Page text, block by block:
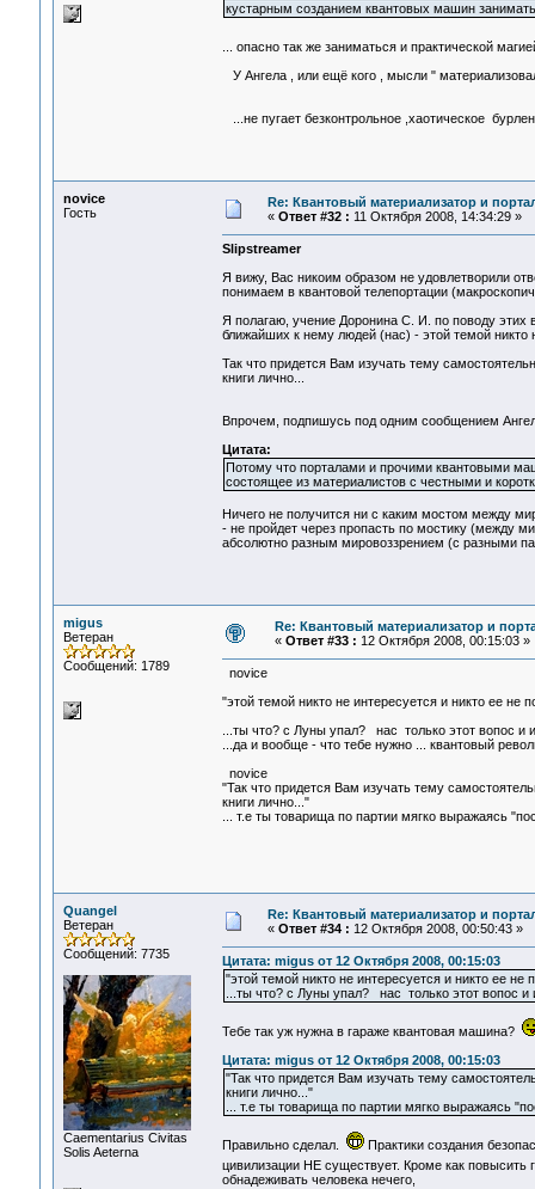
кустарным созданием квантовых машин
... опасно так же заниматься и практической
У Ангела , или ещё кого , мысли "
...не пугает безконтрольное ,хаотическое
novice
Гость
Re: Квантовый материализатор и
« Ответ #32 : 11 Октября 2008, 14:34:29 »
Slipstreamer
Я вижу, Вас никоим образом не удовлетворили
понимаем в квантовой телепортации
Я полагаю, учение Доронина С. И. по поводу этих
ближайших к нему людей (нас) - этой темой никто
Так что придется Вам изучать тему
книги лично...
Впрочем, подпишусь под одним сообщением
Цитата:
Потому что порталами и прочими квантовыми
состоящее из материалистов с честными и
Ничего не получится ни с каким мостом между
- не пройдет через пропасть по мостику (между
абсолютно разным мировоззрением (с разными
migus
Ветеран
Сообщений: 1789
Re: Квантовый материализатор и
« Ответ #33 : 12 Октября 2008, 00:15:03 »
novice
"этой темой никто не интересуется и никто ее не
...ты что? с Луны упал? нас только этот вопос и
...да и вообще - что тебе нужно ... квантовый
novice
"Так что придется Вам изучать тему
книги лично..."
... т.е ты товарища по партии мягко выражаясь
Quangel
Ветеран
Сообщений: 7735
Сaementarius Civitas
Solis Aeterna
Re: Квантовый материализатор и
« Ответ #34 : 12 Октября 2008, 00:50:43 »
Цитата: migus от 12 Октября 2008, 00:15:03
"этой темой никто не интересуется и никто ее
...ты что? с Луны упал? нас только этот вопос и
Тебе так уж нужна в гараже квантовая машина?
Цитата: migus от 12 Октября 2008, 00:15:03
"Так что придется Вам изучать тему
книги лично..."
... т.е ты товарища по партии мягко выражаясь
Правильно сделал.
Практики создания
цивилизации НЕ существует. Кроме как повысить
обнадеживать человека нечего,